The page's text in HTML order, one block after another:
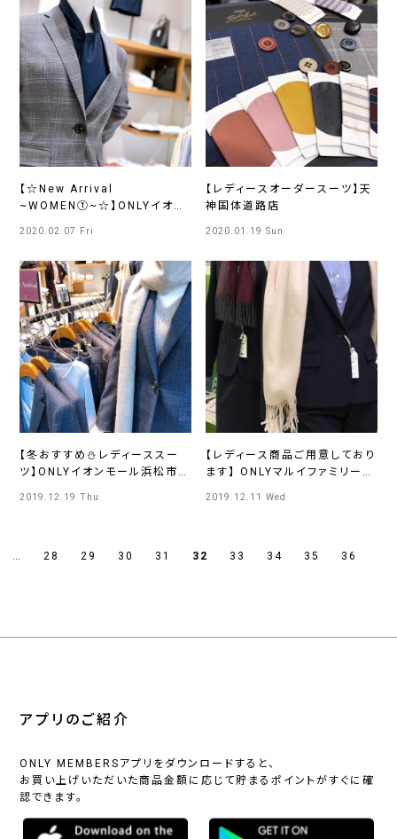
【☆New Arrival
~WOMEN①~☆】ONLYイオン
2020.02.07 Fri
【レディースオーダースーツ】天
神国体道路店
2020.01.19 Sun
【冬おすすめ⛄レディーススー
ツ】ONLYイオンモール浜松市野
2019.12.19 Thu
【レディース商品ご用意しており
ます】 ONLYマルイファミリー海
2019.12.11 Wed
… 28 29 30 31 32 33 34 35 36
アプリのご紹介
ONLY MEMBERSアプリをダウンロードすると、
お買い上げいただいた商品金額に応じて貯まるポイントがすぐに確
認できます。